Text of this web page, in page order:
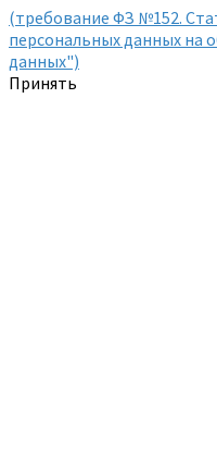
(требование ФЗ №152.
персональных данных на
данных")
Принять